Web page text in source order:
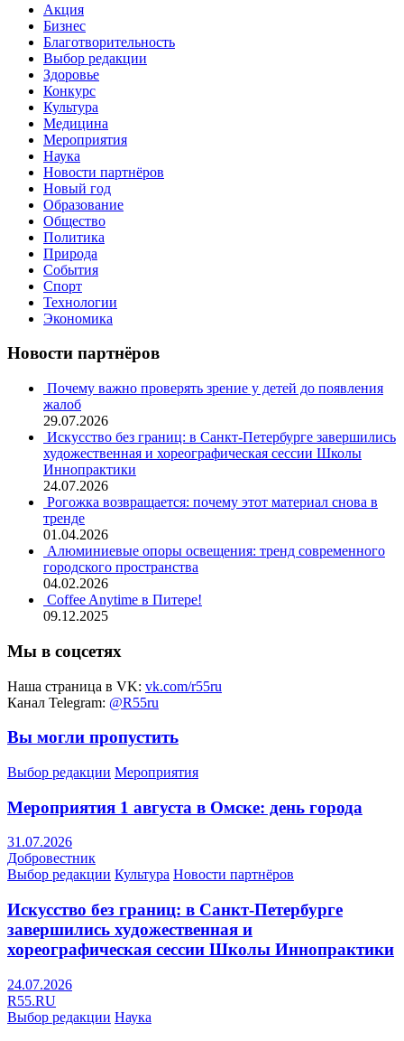
Акция
Бизнес
Благотворительность
Выбор редакции
Здоровье
Конкурс
Культура
Медицина
Мероприятия
Наука
Новости партнёров
Новый год
Образование
Общество
Политика
Природа
События
Спорт
Технологии
Экономика
Новости партнёров
Почему важно проверять зрение у детей до появления
жалоб
29.07.2026
Искусство без границ: в Санкт-Петербурге завершились
художественная и хореографическая сессии Школы
Иннопрактики
24.07.2026
Рогожка возвращается: почему этот материал снова в
тренде
01.04.2026
Алюминиевые опоры освещения: тренд современного
городского пространства
04.02.2026
Coffee Anytime в Питере!
09.12.2025
Мы в соцсетях
Наша страница в VK: vk.com/r55ru
Канал Telegram: @R55ru
Вы могли пропустить
Выбор редакции Мероприятия
Мероприятия 1 августа в Омске: день города
31.07.2026
Добровестник
Выбор редакции Культура Новости партнёров
Искусство без границ: в Санкт-Петербурге
завершились художественная и
хореографическая сессии Школы Иннопрактики
24.07.2026
R55.RU
Выбор редакции Наука